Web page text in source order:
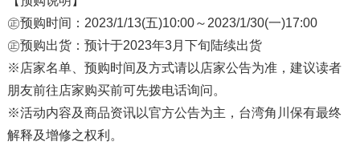
㊣预购时间：2023/1/13(五)10:00～2023/1/30(一)17:00
㊣预购出货：预计于2023年3月下旬陆续出货
※店家名单、预购时间及方式请以店家公告为准，建议读者
朋友前往店家购买前可先拨电话询问。
※活动内容及商品资讯以官方公告为主，台湾角川保有最终
解释及增修之权利。